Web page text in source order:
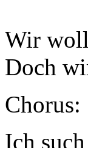
Wir
Doch
Chorus:
Ich